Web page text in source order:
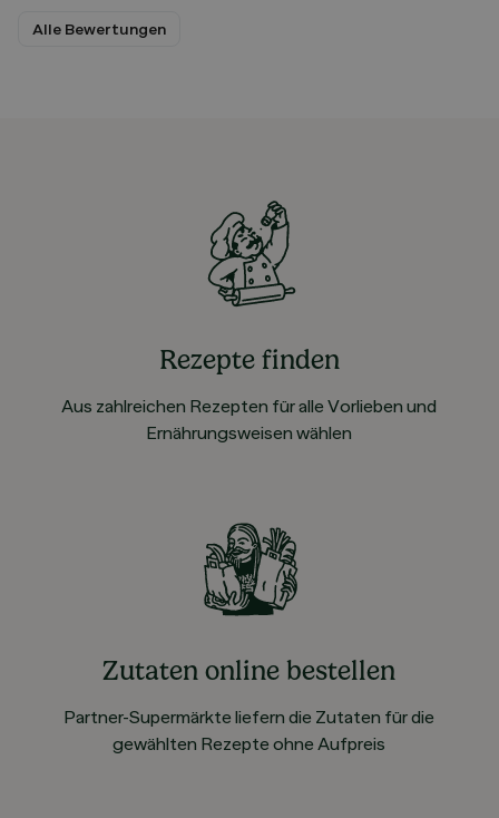
Alle Bewertungen
Rezepte finden
Aus zahlreichen Rezepten für alle Vorlieben und
Ernährungsweisen wählen
Zutaten online bestellen
Partner-Supermärkte liefern die Zutaten für die
gewählten Rezepte ohne Aufpreis